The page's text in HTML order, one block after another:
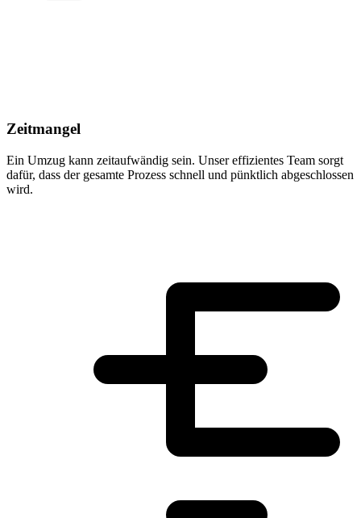
Zeitmangel
Ein Umzug kann zeitaufwändig sein. Unser effizientes Team sorgt
dafür, dass der gesamte Prozess schnell und pünktlich abgeschlossen
wird.